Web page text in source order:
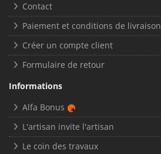
Contact
Paiement et conditions de livraison
Créer un compte client
Formulaire de retour
Informations
Alfa Bonus
L'artisan invite l'artisan
Le coin des travaux